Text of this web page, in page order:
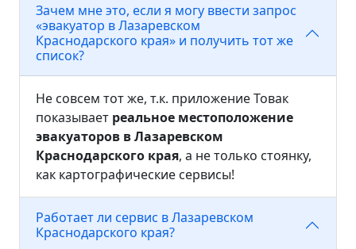
Зачем мне это, если я могу ввести запрос
«эвакуатор в Лазаревском
Краснодарского края» и получить тот же
список?
Не совсем тот же, т.к. приложение Товак
показывает реальное местоположение
эвакуаторов в Лазаревском
Краснодарского края, а не только стоянку,
как картографические сервисы!
Работает ли сервис в Лазаревском
Краснодарского края?